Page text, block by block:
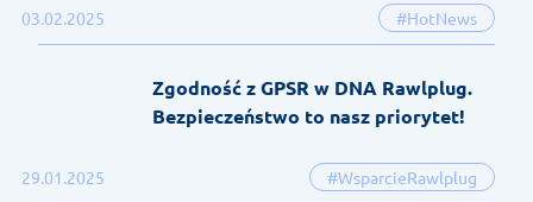
03.02.2025 #HotNews
29.01.2025 #WsparcieRawlplug
Zgodność z GPSR w DNA Rawlplug.
Bezpieczeństwo to nasz priorytet!